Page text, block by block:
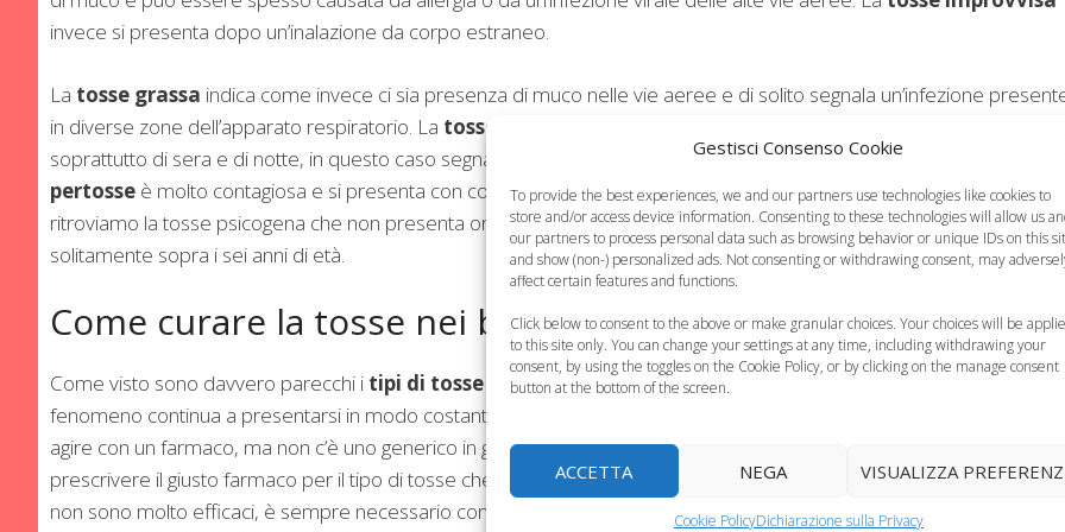
Gestisci Consenso Cookie
To provide the best experiences, we and our partners use technologies like cookies to
store and/or access device information. Consenting to these technologies will allow us
our partners to process personal data such as browsing behavior or unique IDs on this
and show (non-) personalized ads. Not consenting or withdrawing consent, may
affect certain features and functions.
Click below to consent to the above or make granular choices. Your choices will be
to this site only. You can change your settings at any time, including withdrawing your
consent, by using the toggles on the Cookie Policy, or by clicking on the manage consent
button at the bottom of the screen.
ACCETTA NEGA VISUALIZZA
Cookie PolicyDichiarazione sulla Privacy
invece si presenta dopo un’inalazione da corpo estraneo.
La tosse grassa indica come invece ci sia presenza di muco nelle vie aeree e di solito segnala un’infezione
in diverse zone dell’apparato respiratorio. La tosse abbaiante
soprattutto di sera e di notte, in questo caso segnala un’infezione della laringe ed anche la voce sarà diversa. La
pertosse è molto contagiosa e si presenta con continui colpi di tosse che lasciano il bambino senza respiro. Infine
ritroviamo la tosse psicogena che non presenta origini organiche, è spesso secca e stizzosa, fa la sua comparsa
solitamente sopra i sei anni di età.
Come curare la tosse nei bambini?
Come visto sono davvero parecchi i tipi di tosse che circolano in giro e bisogna per forza consultare il pediatra se il
fenomeno continua a presentarsi in modo costante. E’ chiaro che capendo il tipo di tosse si può anche decidere se
agire con un farmaco, ma non c’è uno generico in grado dicalmare la tosse nei bambini
prescrivere il giusto farmaco per il tipo di tosse che si presenta nei bambini con una certa frequenza. I metodi fai da
non sono molto efficaci, è sempre necessario consultare prima un medico per qualsiasi somministrazione si voglia